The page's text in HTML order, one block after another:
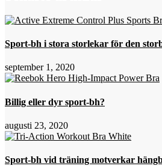
Sport-bh i stora storlekar för den
september 1, 2020
Billig eller dyr sport-bh?
augusti 23, 2020
Sport-bh vid träning motverkar